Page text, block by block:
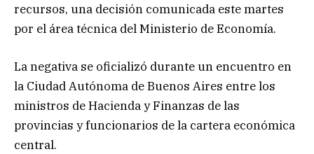
recursos, una decisión comunicada este martes
por el área técnica del Ministerio de Economía.
La negativa se oficializó durante un encuentro en
la Ciudad Autónoma de Buenos Aires entre los
ministros de Hacienda y Finanzas de las
provincias y funcionarios de la cartera económica
central.